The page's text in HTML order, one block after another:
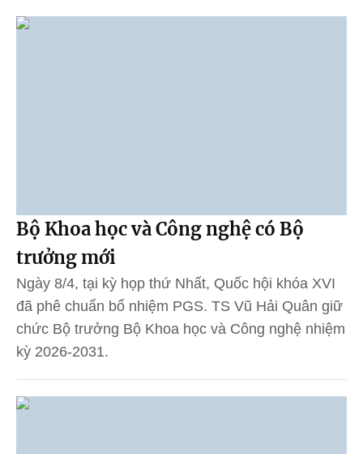
Bộ Khoa học và Công nghệ có Bộ
trưởng mới
Ngày 8/4, tại kỳ họp thứ Nhất, Quốc hội khóa XVI
đã phê chuẩn bổ nhiệm PGS. TS Vũ Hải Quân giữ
chức Bộ trưởng Bộ Khoa học và Công nghệ nhiệm
kỳ 2026-2031.